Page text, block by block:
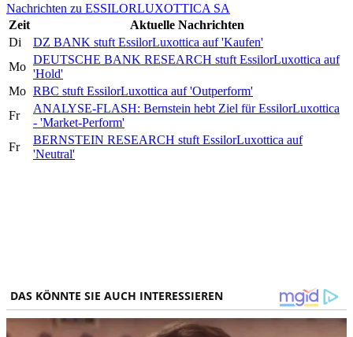
Nachrichten zu ESSILORLUXOTTICA SA
Zeit
Aktuelle Nachrichten
Di
DZ BANK stuft EssilorLuxottica auf 'Kaufen'
Mo
DEUTSCHE BANK RESEARCH stuft EssilorLuxottica auf
'Hold'
Mo RBC stuft EssilorLuxottica auf 'Outperform'
Fr
ANALYSE-FLASH: Bernstein hebt Ziel für EssilorLuxottica
- 'Market-Perform'
Fr
BERNSTEIN RESEARCH stuft EssilorLuxottica auf
'Neutral'